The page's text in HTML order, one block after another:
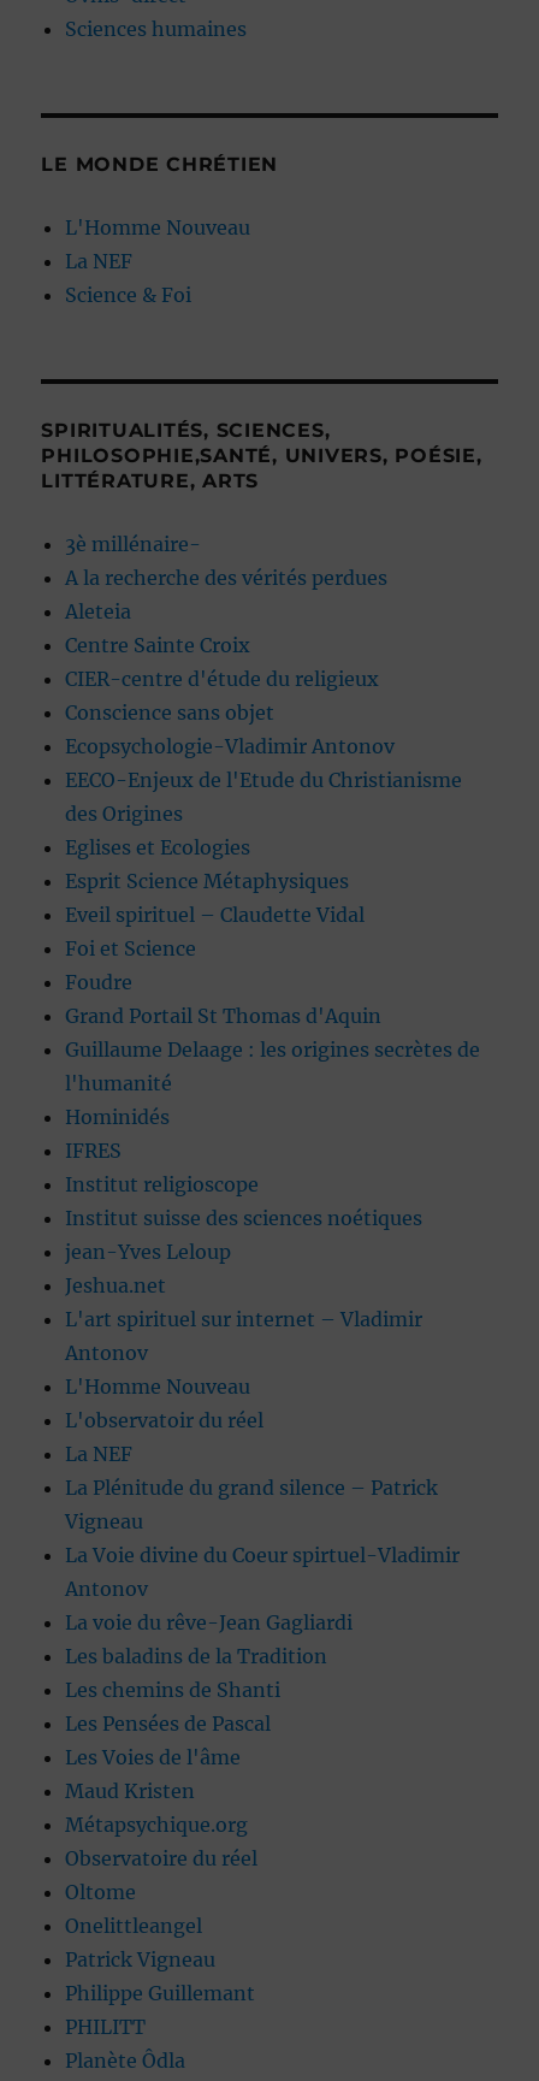
Sciences humaines
LE MONDE CHRÉTIEN
L'Homme Nouveau
La NEF
Science & Foi
SPIRITUALITÉS, SCIENCES,
PHILOSOPHIE,SANTÉ, UNIVERS, POÉSIE,
LITTÉRATURE, ARTS
3è millénaire-
A la recherche des vérités perdues
Aleteia
Centre Sainte Croix
CIER-centre d'étude du religieux
Conscience sans objet
Ecopsychologie-Vladimir Antonov
EECO-Enjeux de l'Etude du Christianisme
des Origines
Eglises et Ecologies
Esprit Science Métaphysiques
Eveil spirituel – Claudette Vidal
Foi et Science
Foudre
Grand Portail St Thomas d'Aquin
Guillaume Delaage : les origines secrètes de
l'humanité
Hominidés
IFRES
Institut religioscope
Institut suisse des sciences noétiques
jean-Yves Leloup
Jeshua.net
L'art spirituel sur internet – Vladimir
Antonov
L'Homme Nouveau
L'observatoir du réel
La NEF
La Plénitude du grand silence – Patrick
Vigneau
La Voie divine du Coeur spirtuel-Vladimir
Antonov
La voie du rêve-Jean Gagliardi
Les baladins de la Tradition
Les chemins de Shanti
Les Pensées de Pascal
Les Voies de l'âme
Maud Kristen
Métapsychique.org
Observatoire du réel
Oltome
Onelittleangel
Patrick Vigneau
Philippe Guillemant
PHILITT
Planète Ôdla